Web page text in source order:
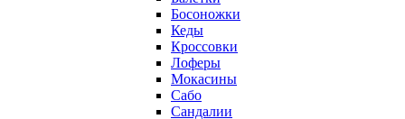
Босоножки
Кеды
Кроссовки
Лоферы
Мокасины
Сабо
Сандалии